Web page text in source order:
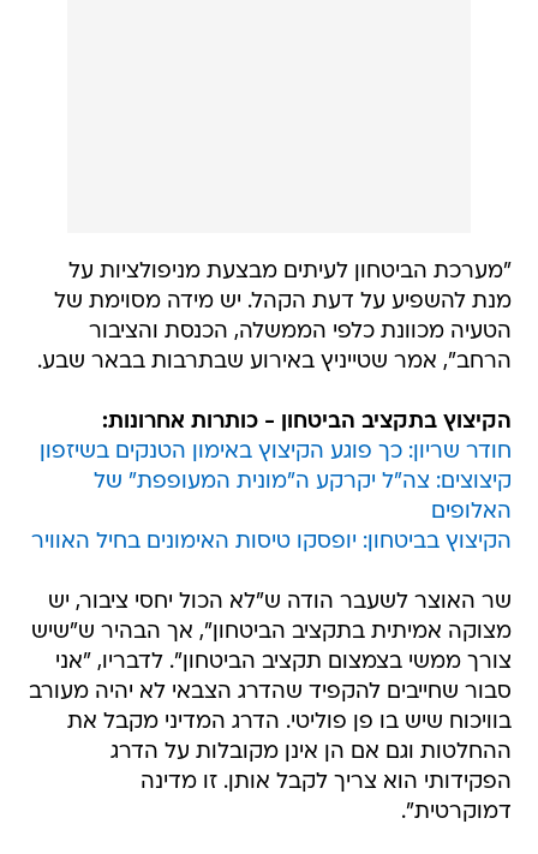
"מערכת הביטחון לעיתים מבצעת מניפולציות על
מנת להשפיע על דעת הקהל. יש מידה מסוימת של
הטעיה מכוונת כלפי הממשלה, הכנסת והציבור
הרחב", אמר שטייניץ באירוע שבתרבות בבאר שבע.
הקיצוץ בתקציב הביטחון - כותרות אחרונות:
חודר שריון: כך פוגע הקיצוץ באימון הטנקים בשיזפון
קיצוצים: צה"ל יקרקע ה"מונית המעופפת" של
האלופים
הקיצוץ בביטחון: יופסקו טיסות האימונים בחיל האוויר
שר האוצר לשעבר הודה ש"לא הכול יחסי ציבור, יש
מצוקה אמיתית בתקציב הביטחון", אך הבהיר ש"שיש
צורך ממשי בצמצום תקציב הביטחון". לדבריו, "אני
סבור שחייבים להקפיד שהדרג הצבאי לא יהיה מעורב
בוויכוח שיש בו פן פוליטי. הדרג המדיני מקבל את
ההחלטות וגם אם הן אינן מקובלות על הדרג
הפקידותי הוא צריך לקבל אותן. זו מדינה
דמוקרטית".